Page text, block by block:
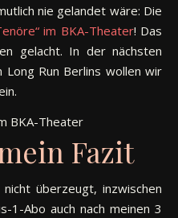
nie gelandet wäre: Die
im BKA-Theater! Das
gelacht. In der nächsten
Run Berlins wollen wir
BKA-Theater
Fazit
überzeugt, inzwischen
1-Abo auch nach meinen 3